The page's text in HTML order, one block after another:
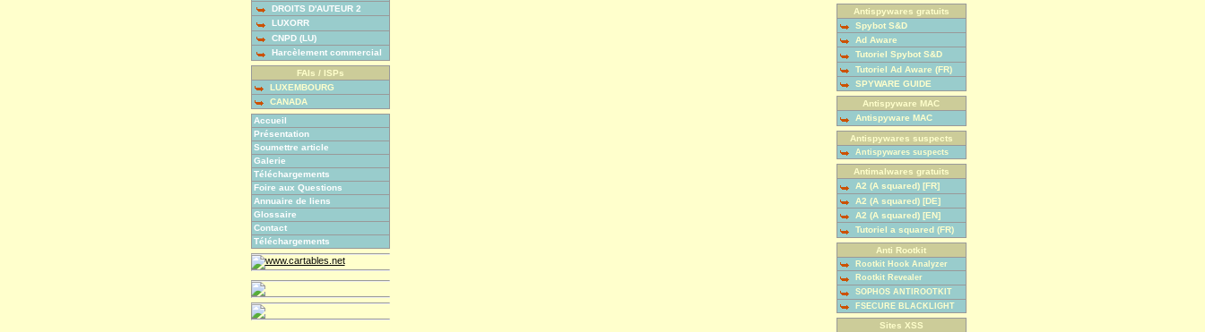
DROITS D'AUTEUR 2
LUXORR
CNPD (LU)
Harcèlement commercial
FAIs / ISPs
LUXEMBOURG
CANADA
Accueil
Présentation
Soumettre article
Galerie
Téléchargements
Foire aux Questions
Annuaire de liens
Glossaire
Contact
Téléchargements
Antispywares gratuits
Spybot S&D
Ad Aware
Tutoriel Spybot S&D
Tutoriel Ad Aware (FR)
SPYWARE GUIDE
Antispyware MAC
Antispyware MAC
Antispywares suspects
Antispywares suspects
Antimalwares gratuits
A2 (A squared) [FR]
A2 (A squared) [DE]
A2 (A squared) [EN]
Tutoriel a squared (FR)
Anti Rootkit
Rootkit Hook Analyzer
Rootkit Revealer
SOPHOS ANTIROOTKIT
FSECURE BLACKLIGHT
Sites XSS